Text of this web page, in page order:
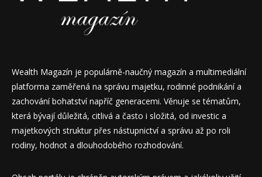
Wealth Magazín je populárně-naučný magazín a multimediální
platforma zaměřená na správu majetku, rodinné podnikání a
zachování bohatství napříč generacemi. Věnuje se tématům,
která bývají důležitá, citlivá a často i složitá, od investic a
majetkových struktur přes nástupnictví a správu až po roli
rodiny, hodnot a dlouhodobého rozhodování.